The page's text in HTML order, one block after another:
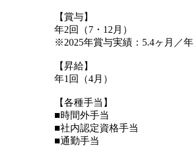
【賞与】
年2回（7・12月）
※2025年賞与実績：5.4ヶ月／年
【昇給】
年1回（4月）
【各種手当】
■時間外手当
■社内認定資格手当
■通勤手当